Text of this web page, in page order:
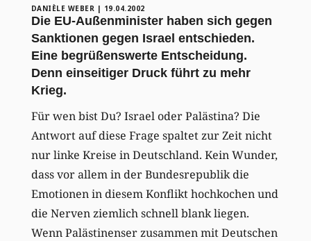
DANIÈLE WEBER | 19.04.2002
Die EU-Außenminister haben sich gegen
Sanktionen gegen Israel entschieden.
Eine begrüßenswerte Entscheidung.
Denn einseitiger Druck führt zu mehr
Krieg.
Für wen bist Du? Israel oder Palästina? Die
Antwort auf diese Frage spaltet zur Zeit nicht
nur linke Kreise in Deutschland. Kein Wunder,
dass vor allem in der Bundesrepublik die
Emotionen in diesem Konflikt hochkochen und
die Nerven ziemlich schnell blank liegen.
Wenn Palästinenser zusammen mit Deutschen